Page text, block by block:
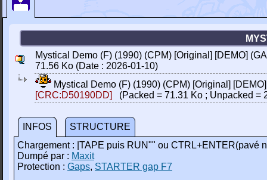
Mystical Demo (F) (1990) (CPM) [Original] [DEMO]
71.56 Ko (Date : 2026-01-10)
Mystical Demo (F) (1990) (CPM) [Original]
[CRC:D50190DD]
(Packed = 71.31 Ko ; Unpacked =
INFOS
STRUCTURE
Chargement : |TAPE puis RUN"" ou CTRL+ENTER(pavé
Dumpé par : Maxit
Protection : Gaps, STARTER gap F7